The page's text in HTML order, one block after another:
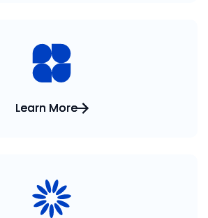
Learn More
Learn More